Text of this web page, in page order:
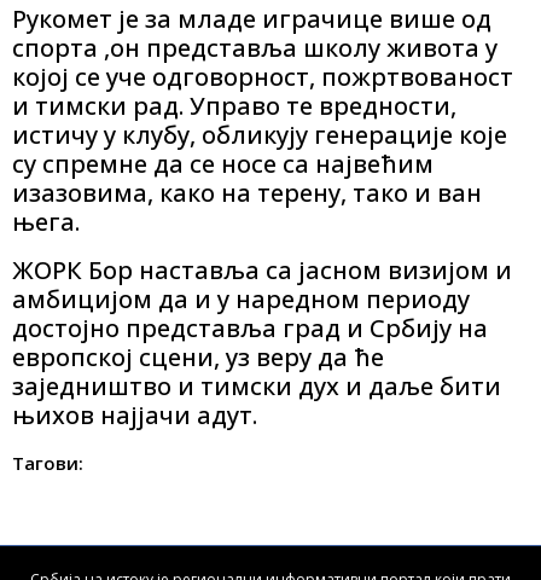
Рукомет је за младе играчице више од
спорта ,он представља школу живота у
којој се уче одговорност, пожртвованост
и тимски рад. Управо те вредности,
истичу у клубу, обликују генерације које
су спремне да се носе са највећим
изазовима, како на терену, тако и ван
њега.
ЖОРК Бор наставља са јасном визијом и
амбицијом да и у наредном периоду
достојно представља град и Србију на
европској сцени, уз веру да ће
заједништво и тимски дух и даље бити
њихов најјачи адут.
Тагови: